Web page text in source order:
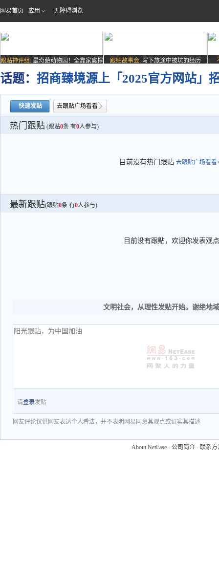
网易首页 应用 无障碍浏览
跟贴神评组: 最奇葩动物园！全靠家禽撑
场子
跟贴故事会: 写下旅途中被坑的经历
话题： 招商臻境源上「2025官方网站」
快速发贴 去跟贴广场看看
热门跟贴 (跟贴0条 有0人参与)
目前没有热门跟贴 去跟贴广场看看
最新跟贴(跟贴0条 有0人参与)
目前没有跟贴，欢迎你发表观点
文明社会，从理性发贴开始。谢绝地
请登录发贴
网友评论仅供网友表达个人看法，并不表明网易同意其观点或证实其描述
About NetEase - 公司简介 - 联系方